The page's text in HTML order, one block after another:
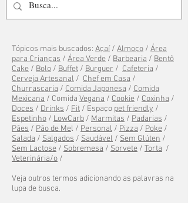
Tópicos mais buscados: Açaí / Almoço / Área
para Crianças / Área Verde / Barbearia / Bentô
Cake / Bolo / Buffet / Burguer / Cafeteria /
Cerveja Artesanal / Chef em Casa /
Churrascaria / Comida Japonesa / Comida
Mexicana / Comida Vegana / Cookie / Coxinha /
Doces / Drinks / Fit / Espaço pet friendly /
Espetinho / LowCarb / Marmitas / Padarias /
Pães / Pão de Mel / Personal / Pizza / Poke /
Salada / Salgados / Saudável / Sem Glúten /
Sem Lactose / Sobremesa / Sorvete / Torta /
Veterinária/o /
Veja outros termos adicionando as palavras na
lupa de busca.